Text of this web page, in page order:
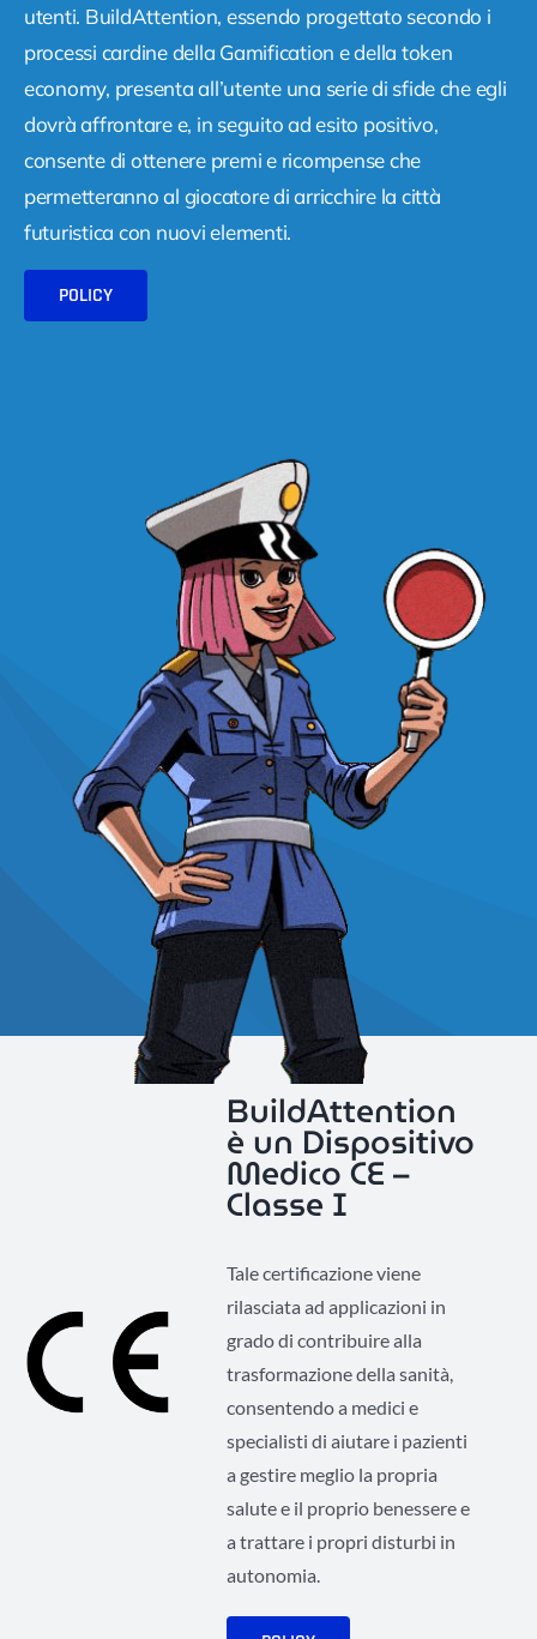
utenti. BuildAttention, essendo progettato secondo i
processi cardine della Gamification e della token
economy, presenta all’utente una serie di sfide che egli
dovrà affrontare e, in seguito ad esito positivo,
consente di ottenere premi e ricompense che
permetteranno al giocatore di arricchire la città
futuristica con nuovi elementi.
POLICY
BuildAttention
è un Dispositivo
Medico CE –
Classe I
Tale certificazione viene
rilasciata ad applicazioni in
grado di contribuire alla
trasformazione della sanità,
consentendo a medici e
specialisti di aiutare i pazienti
a gestire meglio la propria
salute e il proprio benessere e
a trattare i propri disturbi in
autonomia.